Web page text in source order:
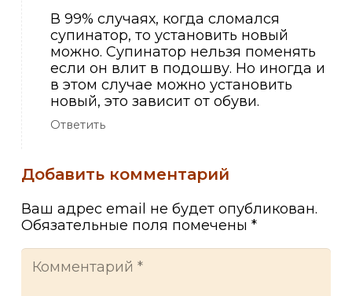
В 99% случаях, когда сломался
супинатор, то установить новый
можно. Супинатор нельзя поменять
если он влит в подошву. Но иногда и
в этом случае можно установить
новый, это зависит от обуви.
Ответить
Добавить комментарий
Ваш адрес email не будет опубликован.
Обязательные поля помечены *